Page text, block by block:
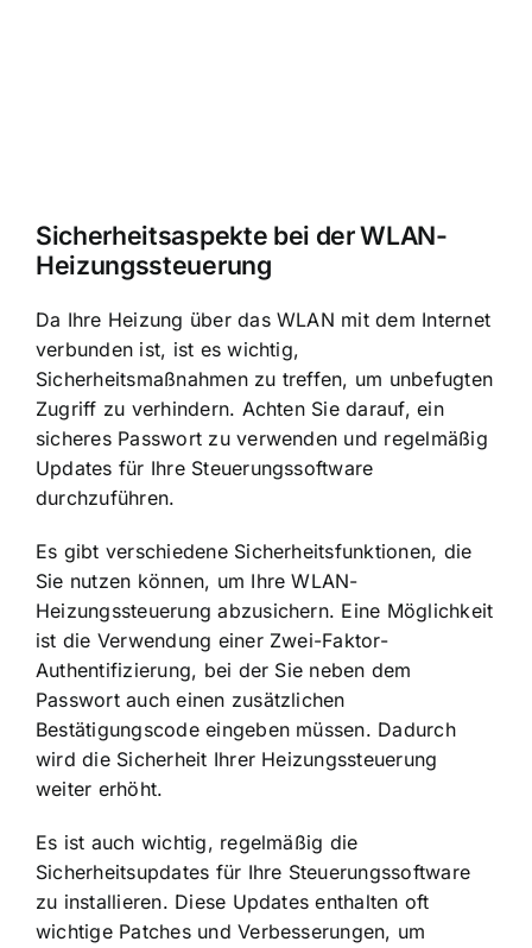
Sicherheitsaspekte bei der WLAN-
Heizungssteuerung
Da Ihre Heizung über das WLAN mit dem Internet
verbunden ist, ist es wichtig,
Sicherheitsmaßnahmen zu treffen, um unbefugten
Zugriff zu verhindern. Achten Sie darauf, ein
sicheres Passwort zu verwenden und regelmäßig
Updates für Ihre Steuerungssoftware
durchzuführen.
Es gibt verschiedene Sicherheitsfunktionen, die
Sie nutzen können, um Ihre WLAN-
Heizungssteuerung abzusichern. Eine Möglichkeit
ist die Verwendung einer Zwei-Faktor-
Authentifizierung, bei der Sie neben dem
Passwort auch einen zusätzlichen
Bestätigungscode eingeben müssen. Dadurch
wird die Sicherheit Ihrer Heizungssteuerung
weiter erhöht.
Es ist auch wichtig, regelmäßig die
Sicherheitsupdates für Ihre Steuerungssoftware
zu installieren. Diese Updates enthalten oft
wichtige Patches und Verbesserungen, um